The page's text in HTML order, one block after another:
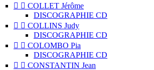
  COLLET Jérôme
DISCOGRAPHIE CD
  COLLINS Judy
DISCOGRAPHIE CD
  COLOMBO Pia
DISCOGRAPHIE CD
  CONSTANTIN Jean